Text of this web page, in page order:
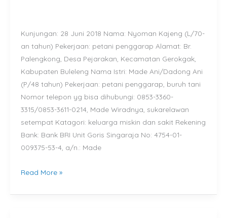
Kunjungan: 28 Juni 2018 Nama: Nyoman Kajeng (L/70-
an tahun) Pekerjaan: petani penggarap Alamat: Br.
Palengkong, Desa Pejarakan, Kecamatan Gerokgak,
Kabupaten Buleleng Nama Istri: Made Ani/Dadong Ani
(P/48 tahun) Pekerjaan: petani penggarap, buruh tani
Nomor telepon yg bisa dihubungi: 0853-3360-
3315/0853-3611-0214, Made Wiradnya, sukarelawan
setempat Katagori: keluarga miskin dan sakit Rekening
Bank: Bank BRI Unit Goris Singaraja No: 4754-01-
009375-53-4, a/n.: Made
Br.
Palengkong,
Desa
Pejarakan,
Buleleng
Read More »